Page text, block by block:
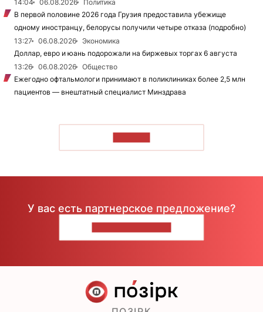
14:04
06.08.2026
Политика
В первой половине 2026 года Грузия предоставила убежище
одному иностранцу, белорусы получили четыре отказа (подробно)
13:27
06.08.2026
Экономика
Доллар, евро и юань подорожали на биржевых торгах 6 августа
13:26
06.08.2026
Общество
Ежегодно офтальмологи принимают в поликлиниках более 2,5 млн
пациентов — внештатный специалист Минздрава
У вас есть партнерское предложение?